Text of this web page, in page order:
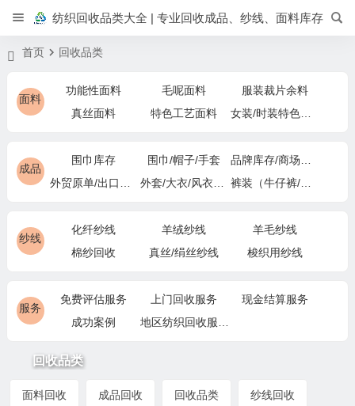
纺织回收品类大全 | 专业回收成品、纱线、面料库存
首页 回收品类
面料
功能性面料 毛呢面料
服装裁片余料
真丝面料
特色工艺面料
成品
围巾库存 围巾/帽子/手套
纱线
化纤纱线 羊绒纱线
羊毛纱线
棉纱回收
真丝/绢丝纱线 梭织用纱线
服务
免费评估服务 上门回收服务
现金结算服务
成功案例
回收品类
面料回收 成品回收 回收品类 纱线回收